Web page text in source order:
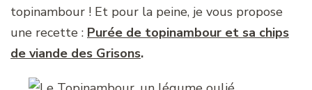
topinambour ! Et pour la peine, je vous propose
une recette : Purée de topinambour et sa chips
de viande des Grisons.